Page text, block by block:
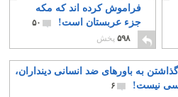
فراموش کرده اند که مکه
جزء عربستان است!
۵۰
۵۹۸ پخش
گذاشتن به باورهای ضد انسانی دینداران،
نیست!
۶